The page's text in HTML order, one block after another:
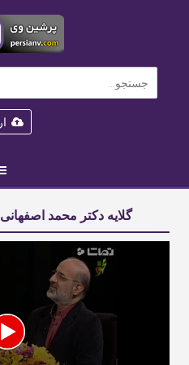
گلایه دکتر محمد